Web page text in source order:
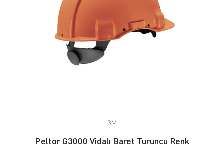
3M
Peltor G3000 Vidalı Baret Turuncu Renk